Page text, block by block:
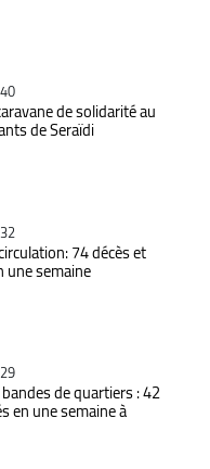
de solidarité au
de Seraïdi
74 décès et
une semaine
de quartiers : 42
en une semaine à